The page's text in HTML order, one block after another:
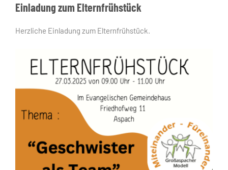
Einladung zum Elternfrühstück
Herzliche Einladung zum Elternfrühstück.